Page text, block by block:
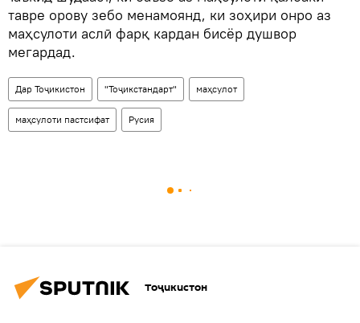
тавре орову зебо менамоянд, ки зоҳири онро аз
маҳсулоти аслӣ фарқ кардан бисёр душвор
мегардад.
Дар Тоҷикистон "Тоҷикстандарт" маҳсулот
маҳсулоти пастсифат Русия
Тоҷикистон